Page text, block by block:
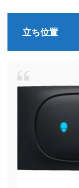
立ち位置